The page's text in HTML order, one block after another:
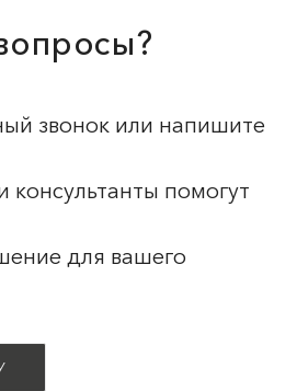
звонок или напишите
помогут
для вашего